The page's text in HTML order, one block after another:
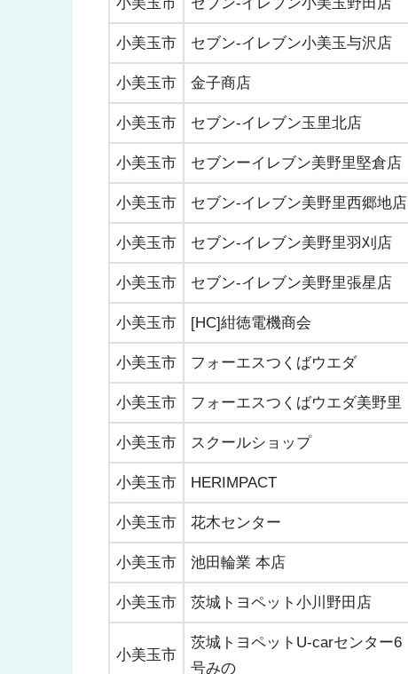
小美玉市 セブン-イレブン小美玉与沢店
小美玉市 金子商店
小美玉市 セブン-イレブン玉里北店
小美玉市 セブンーイレブン美野里堅倉店
小美玉市 セブン-イレブン美野里西郷地店
小美玉市 セブン-イレブン美野里羽刈店
小美玉市 セブン-イレブン美野里張星店
小美玉市 [HC]紺徳電機商会
小美玉市 フォーエスつくばウエダ
小美玉市 フォーエスつくばウエダ美野里
小美玉市 スクールショップ
小美玉市 HERIMPACT
小美玉市 花木センター
小美玉市 池田輪業 本店
小美玉市 茨城トヨペット小川野田店
小美玉市
茨城トヨペットU-carセンター6
号みの